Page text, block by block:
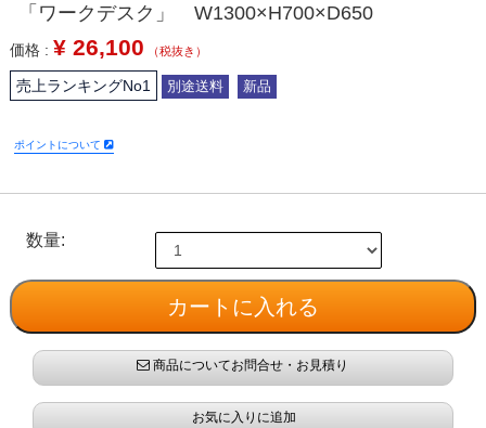
「ワークデスク」 W1300×H700×D650
価格 : ¥ 26,100 （税抜き）
売上ランキングNo1 別途送料 新品
ポイントについて
数量:
商品についてお問合せ・お見積り
お気に入りに追加